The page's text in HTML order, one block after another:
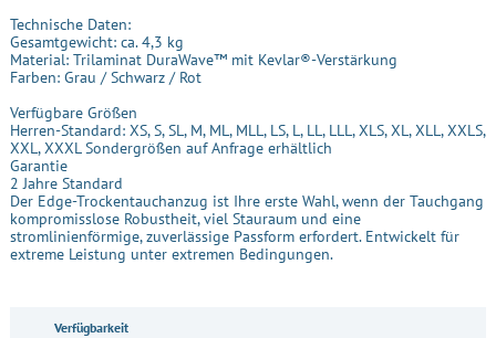
Technische Daten:
Gesamtgewicht: ca. 4,3 kg
Material: Trilaminat DuraWave™ mit Kevlar®-Verstärkung
Farben: Grau / Schwarz / Rot
Verfügbare Größen
Herren-Standard: XS, S, SL, M, ML, MLL, LS, L, LL, LLL, XLS, XL, XLL, XXLS,
XXL, XXXL Sondergrößen auf Anfrage erhältlich
Garantie
2 Jahre Standard
Der Edge-Trockentauchanzug ist Ihre erste Wahl, wenn der Tauchgang
kompromisslose Robustheit, viel Stauraum und eine
stromlinienförmige, zuverlässige Passform erfordert. Entwickelt für
extreme Leistung unter extremen Bedingungen.
Verfügbarkeit